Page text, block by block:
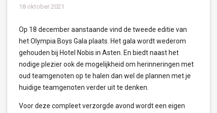
18 oktober 2021
Op 18 december aanstaande vind de tweede editie van
het Olympia Boys Gala plaats. Het gala wordt wederom
gehouden bij Hotel Nobis in Asten. En biedt naast het
nodige plezier ook de mogelijkheid om herinneringen met
oud teamgenoten op te halen dan wel de plannen met je
huidige teamgenoten verder uit te denken.
Voor deze compleet verzorgde avond wordt een eigen